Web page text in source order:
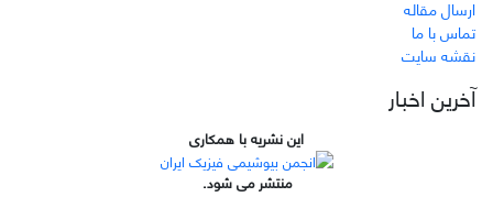
ارسال مقاله
تماس با ما
نقشه سایت
آخرین اخبار
این نشریه با همکاری
منتشر می شود.